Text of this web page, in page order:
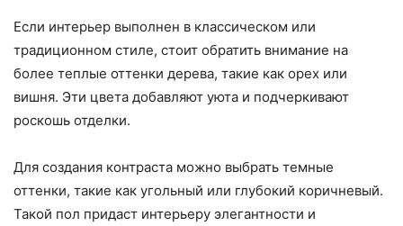
Если интерьер выполнен в классическом или
традиционном стиле, стоит обратить внимание на
более теплые оттенки дерева, такие как орех или
вишня. Эти цвета добавляют уюта и подчеркивают
роскошь отделки.
Для создания контраста можно выбрать темные
оттенки, такие как угольный или глубокий коричневый.
Такой пол придаст интерьеру элегантности и